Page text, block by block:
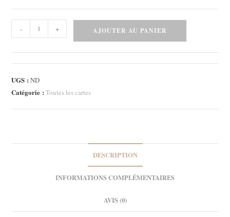
de
Carte
le
jardin
3
- + AJOUTER AU PANIER
UGS :ND
Catégorie :Toutes les cartes
DESCRIPTION
INFORMATIONS COMPLÉMENTAIRES
AVIS (0)